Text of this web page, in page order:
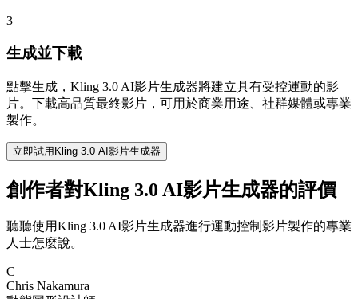
3
生成並下載
點擊生成，Kling 3.0 AI影片生成器將建立具有受控運動的影
片。下載高品質最終影片，可用於商業用途、社群媒體或專業
製作。
立即試用Kling 3.0 AI影片生成器
創作者對Kling 3.0 AI影片生成器的評價
聽聽使用Kling 3.0 AI影片生成器進行運動控制影片製作的專業
人士怎麼說。
C
Chris Nakamura